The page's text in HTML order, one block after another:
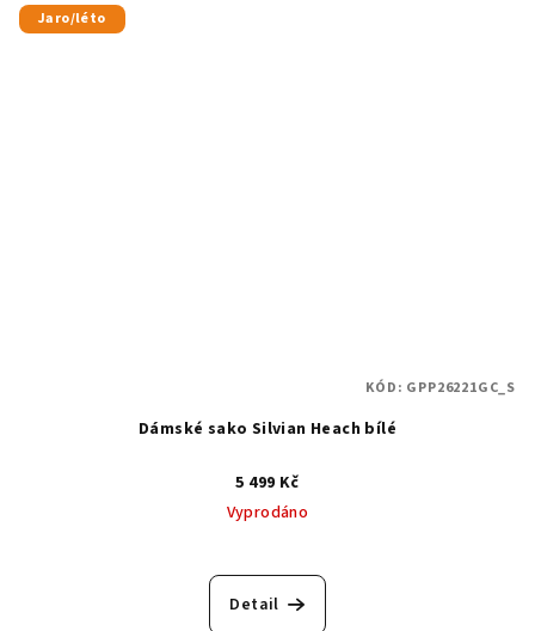
Jaro/léto
Dámské sako Silvian Heach bílé
5 499 Kč
Vyprodáno
Detail
KÓD: GPP26221GC_S